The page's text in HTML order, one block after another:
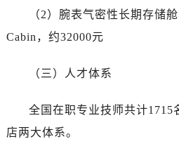
（2）腕表气密性长期存储
Cabin，约32000元
（三）人才体系
全国在职专业技师共计1715
店两大体系。